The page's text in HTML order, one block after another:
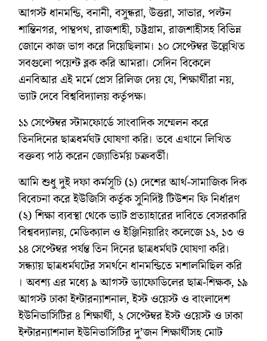
আগস্ট ধানমন্ডি, বনানী, বসুন্ধরা, উত্তরা, সাভার, পল্টন
শান্তিনগর, পান্থপথ, রাজশাহী, চট্টগ্রাম, রাজশাহীসহ বিভিন্ন
জোনে কাজ ভাগ করে দিয়েছিলাম। ১০ সেপ্টেম্বর উল্লেখিত
সবগুলো পয়েন্ট ব্লক করি আমরা। সেদিন বিকেলে
এনবিআর এই মর্মে প্রেস রিলিজ দেয় যে, শিক্ষার্থীরা নয়,
ভ্যাট দেবে বিশ্ববিদ্যালয় কর্তৃপক্ষ।
১১ সেপ্টেম্বর স্টামফোর্ডে সাংবাদিক সম্মেলন করে
তিনদিনের ছাত্রধর্মঘট ঘোষণা করি। তবে এখানে লিখিত
বক্তব্য পাঠ করেন জ্যোতির্ময় চক্রবর্তী।
আমি শুধু দুই দফা কর্মসূচি (১) দেশের আর্থ-সামাজিক দিক
বিবেচনা করে ইউজিসি কর্তৃক সুনির্দিষ্ট টিউশন ফি নির্ধারণ
(২) শিক্ষা ব্যবস্থা থেকে ভ্যাট প্রত্যাহারের দাবিতে বেসরকারি
বিশ্ববদ্যালয়, মেডিক্যাল ও ইঞ্জিনিয়ারিং কলেজে ১২, ১৩ ও
১৪ সেপ্টেম্বর পর্যন্ত তিন দিনের ছাত্রধর্মঘট ঘোষণা করি।
সন্ধ্যায় ছাত্রধর্মঘটের সমর্থনে ধানমন্ডিতে মশালমিছিল করি
। অবশ্য এর মধ্যে ৯ আগস্ট ড্যাফোডিলের ছাত্র-শিক্ষক, ১৯
আগস্ট ঢাকা ইন্টারন্যাশনাল, ইস্ট ওয়েস্ট ও বাংলাদেশ
ইউনিভার্সিটির ৪ শিক্ষার্থী, ২ সেপ্টেম্বর ইস্ট ওয়েস্ট ও ঢাকা
ইন্টারন্যাশনাল ইউনিভার্সিটির দু’জন শিক্ষার্থীসহ মোট